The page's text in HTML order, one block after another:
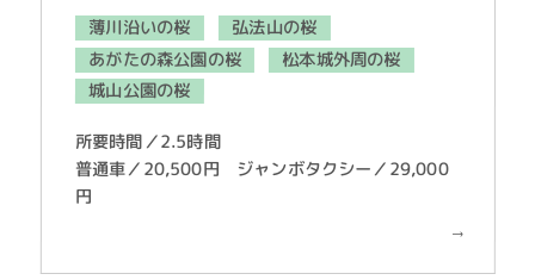
薄川沿いの桜 弘法山の桜
あがたの森公園の桜 松本城外周の桜
城山公園の桜
所要時間／2.5時間
普通車／20,500円 ジャンボタクシー／29,000
円